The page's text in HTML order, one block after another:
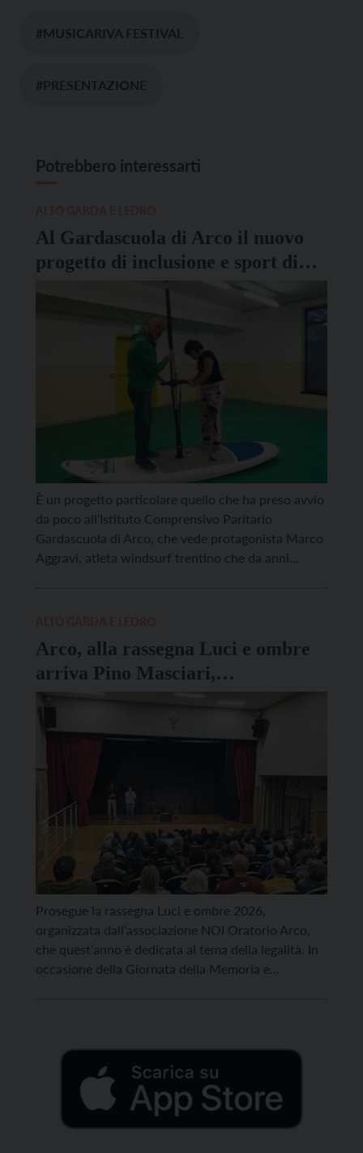
#MUSICARIVA FESTIVAL
#PRESENTAZIONE
Potrebbero interessarti
Al Gardascuola di Arco il nuovo
progetto di inclusione e sport di
È un progetto particolare quello che ha preso avvio
da poco all’Istituto Comprensivo Paritario
Gardascuola di Arco, che vede protagonista Marco
Aggravi, atleta windsurf trentino che da anni
nell’ambito di un progetto […]
Arco, alla rassegna Luci e ombre
arriva Pino Masciari,
imprenditore calabrese che ha
Prosegue la rassegna Luci e ombre 2026,
organizzata dall’associazione NOI Oratorio Arco,
che quest’anno è dedicata al tema della legalità. In
occasione della Giornata della Memoria e